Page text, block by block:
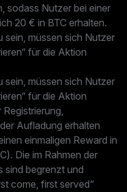
sodass Nutzer bei einer
20 € in BTC erhalten.
sein, müssen sich Nutzer
für die Aktion
sein, müssen sich Nutzer
für die Aktion
Aufladung erhalten
einmaligen Reward in
Die im Rahmen der
sind begrenzt und
come, first served“